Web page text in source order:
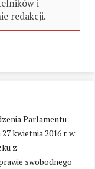
Parlamentu
kwietnia 2016 r. w
z
swobodnego
i
redakcji.